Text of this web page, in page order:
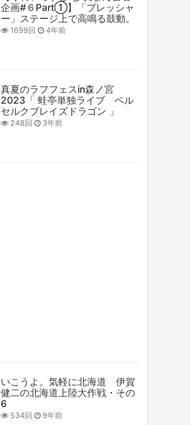
企画#６Part①】「プレッシャ
ー」ステージ上で高鳴る鼓動。
1699回 4年前
真夏のラフフェスin森ノ宮
2023「 蛙亭単独ライブ ベル
セルクブレイズドラゴン 」
248回 3年前
いこうよ。気軽に北海道 伊賀
健二の北海道上陸大作戦・その
6
534回 9年前